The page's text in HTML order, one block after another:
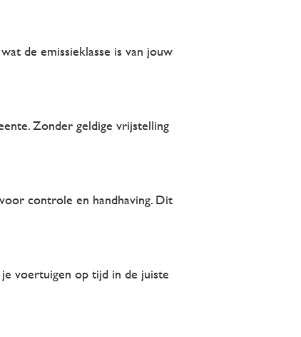
de emissieklasse is van jouw
Zonder geldige vrijstelling
controle en handhaving. Dit
voertuigen op tijd in de juiste